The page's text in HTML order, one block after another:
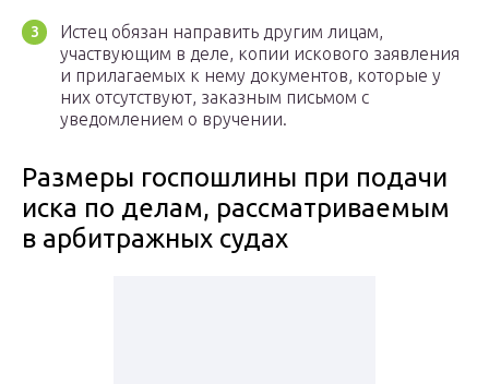
Истец обязан направить другим лицам,
участвующим в деле, копии искового заявления
и прилагаемых к нему документов, которые у
них отсутствуют, заказным письмом с
уведомлением о вручении.
Размеры госпошлины при подачи
иска по делам, рассматриваемым
в арбитражных судах